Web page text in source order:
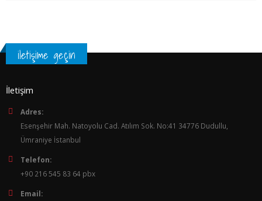
iletişime geçin
İletişim
Adres:
Esenşehir Mah. Natoyolu Cad. Atılım Sok. No:41 34776 Dudullu,
Ümraniye İstanbul
Telefon:
+90 216 545 83 64 pbx
Email: